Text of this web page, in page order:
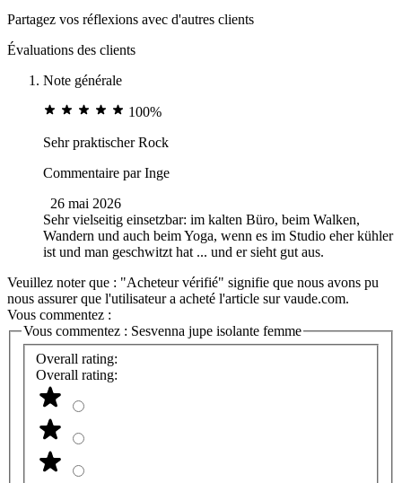
Partagez vos réflexions avec d'autres clients
Évaluations des clients
Note générale
100%
Sehr praktischer Rock
Commentaire parInge
26 mai 2026
Sehr vielseitig einsetzbar: im kalten Büro, beim Walken,
Wandern und auch beim Yoga, wenn es im Studio eher kühler
ist und man geschwitzt hat ... und er sieht gut aus.
Veuillez noter que : "Acheteur vérifié" signifie que nous avons pu
nous assurer que l'utilisateur a acheté l'article sur vaude.com.
Vous commentez :
Vous commentez : Sesvenna jupe isolante femme
Overall rating:
Overall rating: